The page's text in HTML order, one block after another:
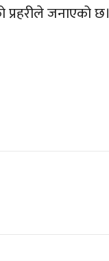
जनाएको छ।